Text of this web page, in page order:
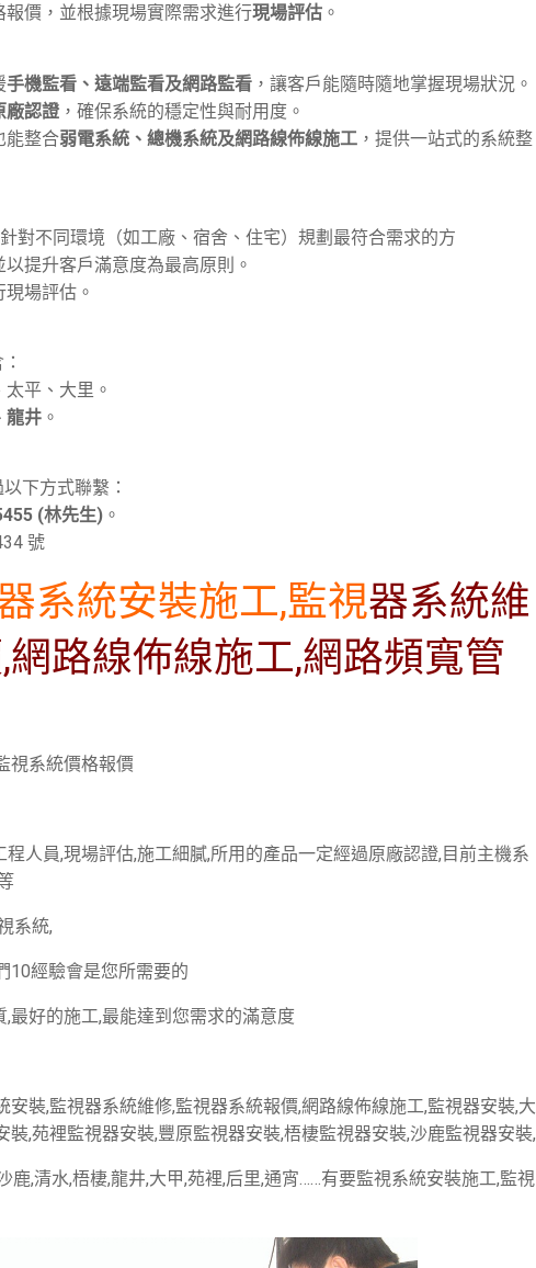
價，並根據現場實際需求進行現場評估 。
手機監看、遠端監看及網路監看 ，讓客戶能隨時隨地掌握現場狀況 。
廠認證 ，確保系統的穩定性與耐用度 。
能整合弱電系統、總機系統及網路線佈線施工 ，提供一站式的系統整
針對不同環境（如工廠、宿舍、住宅）規劃最符合需求的方
提升客戶滿意度為最高原則 。
現場評估 。
平、大里。
龍井 。
下方式聯繫：
(林先生) 。
號
系統安裝施工,監視器系統維
路線佈線施工,網路頻寬管
視系統價格報價
人員,現場評估,施工細膩,所用的產品一定經過原廠認證,目前主機系
系統,
10經驗會是您所需要的
最好的施工,最能達到您需求的滿意度
裝,監視器系統維修,監視器系統報價,網路線佈線施工,監視器安裝,大
,苑裡監視器安裝,豐原監視器安裝,梧棲監視器安裝,沙鹿監視器安裝,
鹿,清水,梧棲,龍井,大甲,苑裡,后里,通宵……有要監視系統安裝施工,監視